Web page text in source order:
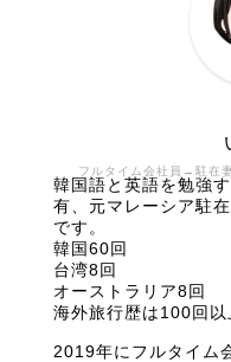
フルタイム会社員→駐在
韓国語と英語を勉強
有、元マレーシア駐
です。
韓国60回
台湾8回
オーストラリア8回
海外旅行歴は100回以
2019年にフルタイム